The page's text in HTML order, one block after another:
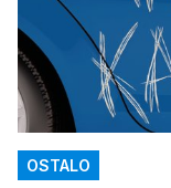
OSTALO